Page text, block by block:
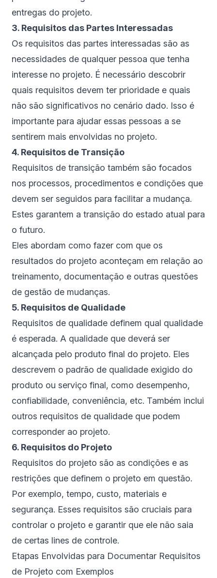
entregas do projeto.
3. Requisitos das Partes Interessadas
Os requisitos das partes interessadas são as
necessidades de qualquer pessoa que tenha
interesse no projeto. É necessário descobrir
quais requisitos devem ter prioridade e quais
não são significativos no cenário dado. Isso é
importante para ajudar essas pessoas a se
sentirem mais envolvidas no projeto.
4. Requisitos de Transição
Requisitos de transição também são focados
nos processos, procedimentos e condições que
devem ser seguidos para facilitar a mudança.
Estes garantem a transição do estado atual para
o futuro.
Eles abordam como fazer com que os
resultados do projeto aconteçam em relação ao
treinamento, documentação e outras questões
de gestão de mudanças.
5. Requisitos de Qualidade
Requisitos de qualidade definem qual qualidade
é esperada. A qualidade que deverá ser
alcançada pelo produto final do projeto. Eles
descrevem o padrão de qualidade exigido do
produto ou serviço final, como desempenho,
confiabilidade, conveniência, etc. Também inclui
outros requisitos de qualidade que podem
corresponder ao projeto.
6. Requisitos do Projeto
Requisitos do projeto são as condições e as
restrições que definem o projeto em questão.
Por exemplo, tempo, custo, materiais e
segurança. Esses requisitos são cruciais para
controlar o projeto e garantir que ele não saia
de certas lines de controle.
Etapas Envolvidas para Documentar Requisitos
de Projeto com Exemplos